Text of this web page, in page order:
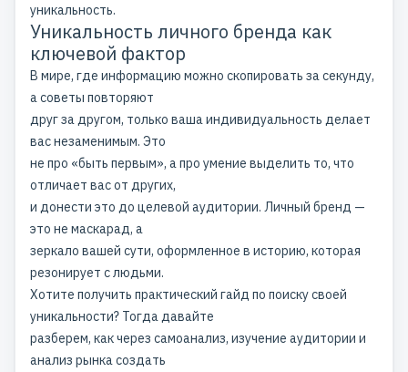
уникальность.
Уникальность личного бренда как
ключевой фактор
В мире, где информацию можно скопировать за секунду,
а советы повторяют
друг за другом, только ваша индивидуальность делает
вас незаменимым. Это
не про «быть первым», а про умение выделить то, что
отличает вас от других,
и донести это до целевой аудитории. Личный бренд —
это не маскарад, а
зеркало вашей сути, оформленное в историю, которая
резонирует с людьми.
Хотите получить практический гайд по поиску своей
уникальности? Тогда давайте
разберем, как через самоанализ, изучение аудитории и
анализ рынка создать